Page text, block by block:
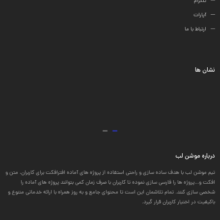
آپارات
ارتباط با ما
نشان ها
درباره موشن لب
تیم موشن لب با هدف ساده سازی و راحتی استفاده از پروژه های آماده افترافکت برای کاربران، متن و
افکت و...پروژه ها را فارسی سازی نموده تا کاربران با صرف زمان کمی بتوانند پروژه های آماده را
شخصی سازی کنند. تمام تلاشمان این است تا محتوای جامع و به روز همراه با ارائه خدماتی متنوع و
باکیفیت در اختیار کاربران قرار گیرد.